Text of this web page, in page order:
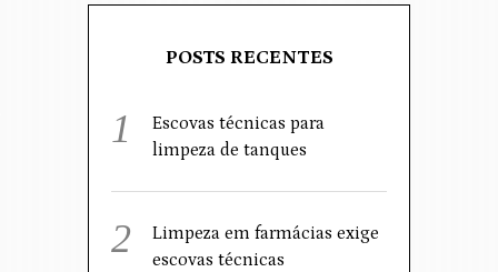
POSTS RECENTES
Escovas técnicas para
limpeza de tanques
Limpeza em farmácias exige
escovas técnicas